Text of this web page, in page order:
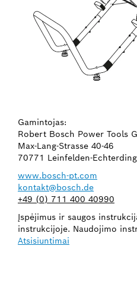
Gamintojas:
Robert Bosch Power Tools
Max-Lang-Strasse 40-46
70771 Leinfelden-
www.bosch-pt.com
kontakt@bosch.de
+49 (0) 711 400 40990
Įspėjimus ir saugos
instrukcijoje. Naudojimo
Atsisiuntimai